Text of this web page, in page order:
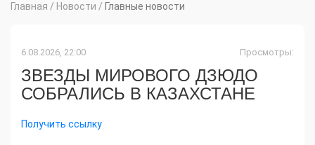
Главная / Новости / Главные новости
6.08.2026, 22:00 Просмотры:
ЗВЕЗДЫ МИРОВОГО ДЗЮДО
СОБРАЛИСЬ В КАЗАХСТАНЕ
Получить ссылку